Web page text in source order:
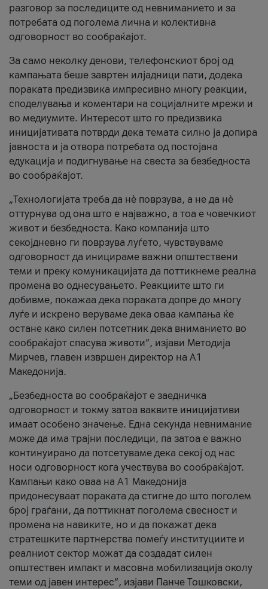
разговор за последиците од невниманието и за
потребата од поголема лична и колективна
одговорност во сообраќајот.
За само неколку денови, телефонскиот број од
кампањата беше завртен илјадници пати, додека
пораката предизвика импресивно многу реакции,
споделувања и коментари на социјалните мрежи и
во медиумите. Интересот што го предизвика
иницијативата потврди дека темата силно ја допира
јавноста и ја отвора потребата од постојана
едукација и подигнување на свеста за безбедноста
во сообраќајот.
„Технологијата треба да нè поврзува, а не да нè
оттурнува од она што е најважно, а тоа е човечкиот
живот и безбедноста. Како компанија што
секојдневно ги поврзува луѓето, чувствуваме
одговорност да иницираме важни општествени
теми и преку комуникацијата да поттикнеме реална
промена во однесувањето. Реакциите што ги
добивме, покажаа дека пораката допре до многу
луѓе и искрено веруваме дека оваа кампања ќе
остане како силен потсетник дека вниманието во
сообраќајот спасува животи“, изјави Методија
Мирчев, главен извршен директор на А1
Македонија.
„Безбедноста во сообраќајот е заедничка
одговорност и токму затоа ваквите иницијативи
имаат особено значење. Една секунда невнимание
може да има трајни последици, па затоа е важно
континуирано да потсетуваме дека секој од нас
носи одговорност кога учествува во сообраќајот.
Кампањи како оваа на A1 Македонија
придонесуваат пораката да стигне до што поголем
број граѓани, да поттикнат поголема свесност и
промена на навиките, но и да покажат дека
стратешките партнерства помеѓу институциите и
реалниот сектор можат да создадат силен
општествен импакт и масовна мобилизација околу
теми од јавен интерес“, изјави Панче Тошковски,